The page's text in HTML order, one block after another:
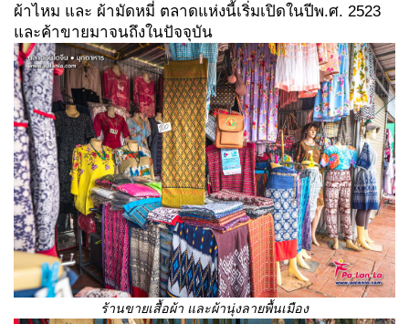
ผ้าไหม และ ผ้ามัดหมี่ ตลาดแห่งนี้เริ่มเปิดในปีพ.ศ. 2523
และค้าขายมาจนถึงในปัจจุบัน
ร้านขายเสื้อผ้า และผ้านุ่งลายพื้นเมือง